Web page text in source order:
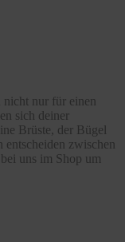
nur für einen
sich deiner
Brüste, der Bügel
zwischen
uns im Shop um